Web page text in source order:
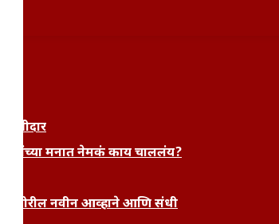
मनात नेमकं काय चाललंय?
नवीन आव्हाने आणि संधी